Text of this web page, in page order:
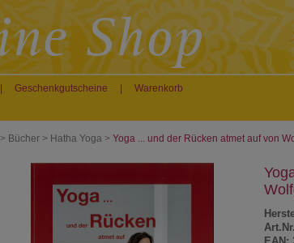
Geschenkgutscheine Warenkorb
> Bücher > Hatha Yoga > Yoga ... und der Rücken atmet auf von